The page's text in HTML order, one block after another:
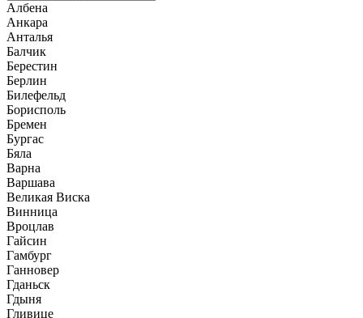
Албена
Анкара
Анталья
Балчик
Берестин
Берлин
Билефельд
Борисполь
Бремен
Бургас
Бяла
Варна
Варшава
Великая Виска
Винница
Вроцлав
Гайсин
Гамбург
Ганновер
Гданьск
Гдыня
Гливице